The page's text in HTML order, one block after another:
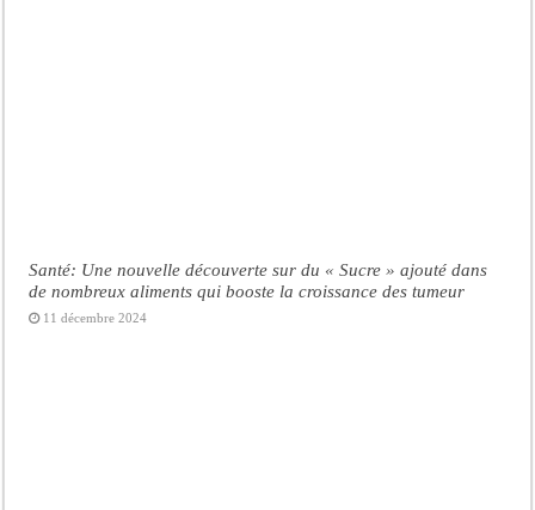
Santé: Une nouvelle découverte sur du « Sucre » ajouté dans
de nombreux aliments qui booste la croissance des tumeur
11 décembre 2024